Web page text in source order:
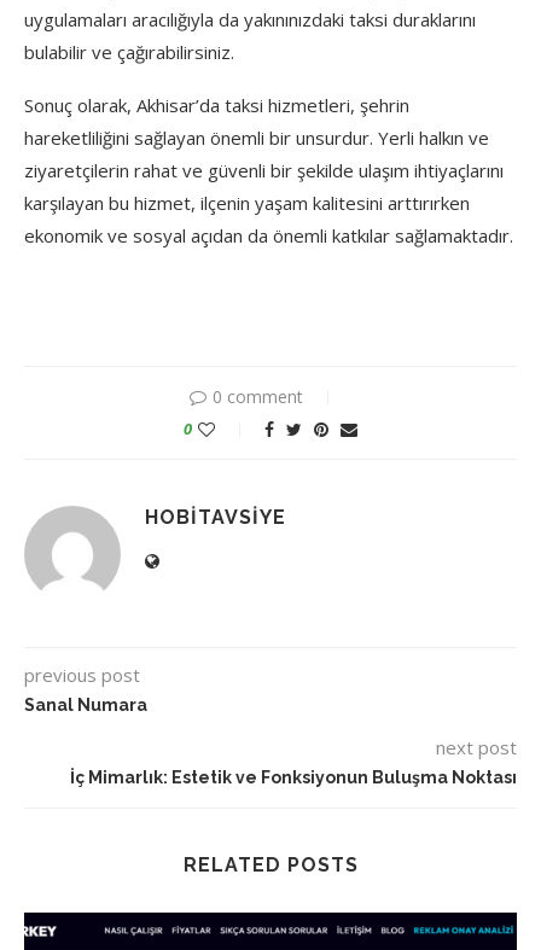
uygulamaları aracılığıyla da yakınınızdaki taksi duraklarını
bulabilir ve çağırabilirsiniz.
Sonuç olarak, Akhisar’da taksi hizmetleri, şehrin
hareketliliğini sağlayan önemli bir unsurdur. Yerli halkın ve
ziyaretçilerin rahat ve güvenli bir şekilde ulaşım ihtiyaçlarını
karşılayan bu hizmet, ilçenin yaşam kalitesini arttırırken
ekonomik ve sosyal açıdan da önemli katkılar sağlamaktadır.
0 comment
0
HOBITAVSIYE
previous post
Sanal Numara
next post
İç Mimarlık: Estetik ve Fonksiyonun Buluşma Noktası
RELATED POSTS